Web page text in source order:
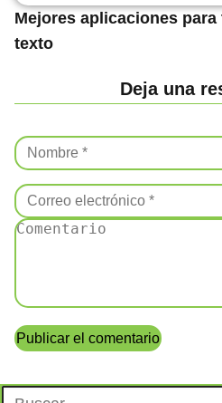
Mejores aplicaciones
texto
Deja una